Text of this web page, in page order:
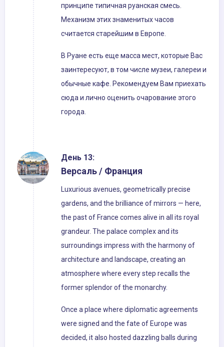
принципе типичная руанская смесь.
Механизм этих знаменитых часов
считается старейшим в Европе.
В Руане есть еще масса мест, которые Вас
заинтересуют, в том числе музеи, галереи и
обычные кафе. Рекомендуем Вам приехать
сюда и лично оценить очарование этого
города.
День 13:
Версаль / Франция
Luxurious avenues, geometrically precise
gardens, and the brilliance of mirrors — here,
the past of France comes alive in all its royal
grandeur. The palace complex and its
surroundings impress with the harmony of
architecture and landscape, creating an
atmosphere where every step recalls the
former splendor of the monarchy.
Once a place where diplomatic agreements
were signed and the fate of Europe was
decided, it also hosted dazzling balls during